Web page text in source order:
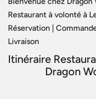
Restaurant à volonté à
Réservation |
Livraison
Itinéraire
Dragon